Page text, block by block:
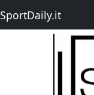
SportDaily.it